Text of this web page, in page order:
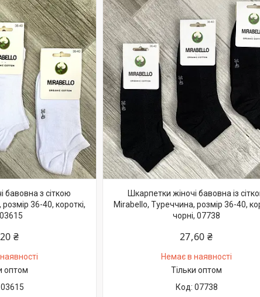
бавовна з сіткою
36-40, короткі,
03615
₴
оптом
03615
Шкарпетки жіночі бавовна із
Mirabello, Туреччина, розмір 36-40,
чорні, 07738
27,60 ₴
Немає в наявності
Тільки оптом
07738